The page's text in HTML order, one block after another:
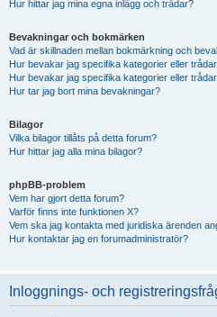
Hur hittar jag mina egna inlägg och trådar?
Bevakningar och bokmärken
Vad är skillnaden mellan bokmärkning och
Hur bevakar jag specifika kategorier eller
Hur bevakar jag specifika kategorier eller
Hur tar jag bort mina bevakningar?
Bilagor
Vilka bilagor tillåts på detta forum?
Hur hittar jag alla mina bilagor?
phpBB-problem
Vem har gjort detta forum?
Varför finns inte funktionen X?
Vem ska jag kontakta med juridiska ärenden
Hur kontaktar jag en forumadministratör?
Inloggnings- och